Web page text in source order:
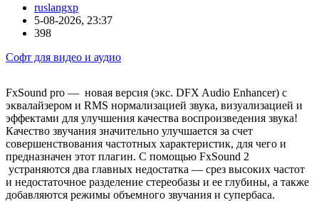
ruslangxp
5-08-2026, 23:37
398
Софт для видео и аудио
FxSound pro — новая версия (экс. DFX Audio Enhancer) с
эквалайзером и RMS нормализацией звука, визуализацией и
эффектами для улучшения качества воспроизведения звука!
Качество звучания значительно улучшается за счет
совершенствования частотных характеристик, для чего и
предназначен этот плагин. С помощью FxSound 2
устраняются два главных недостатка — срез высоких частот
и недостаточное разделение стереобазы и ее глубины, а также
добавляются режимы объемного звучания и супербаса.